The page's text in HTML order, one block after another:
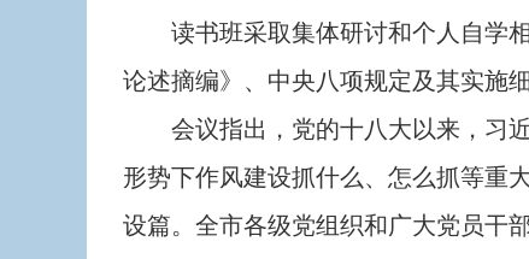
读书班采取集体研讨和个人自学相
论述摘编》、中央八项规定及其实施
会议指出，党的十八大以来，习近
形势下作风建设抓什么、怎么抓等重
设篇。全市各级党组织和广大党员干